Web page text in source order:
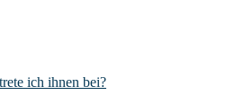
ich ihnen bei?